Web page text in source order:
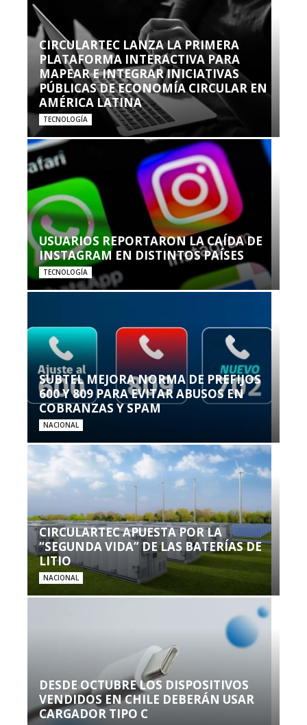
CIRCULARTEC LANZA LA PRIMERA
PLATAFORMA INTERACTIVA PARA
MAPEAR E INTEGRAR INICIATIVAS
PÚBLICAS DE ECONOMÍA CIRCULAR EN
AMÉRICA LATINA
TECNOLOGÍA
USUARIOS REPORTARON LA CAÍDA DE
INSTAGRAM EN DISTINTOS PAÍSES
TECNOLOGÍA
SUBTEL MEJORA NORMA DE PREFIJOS
600 Y 809 PARA EVITAR ABUSOS EN
COBRANZAS Y SPAM
NACIONAL
CIRCULARTEC APUESTA POR LA
“SEGUNDA VIDA” DE LAS BATERÍAS DE
LITIO
NACIONAL
DESDE OCTUBRE LOS DISPOSITIVOS
VENDIDOS EN CHILE DEBERÁN USAR
CARGADOR TIPO C